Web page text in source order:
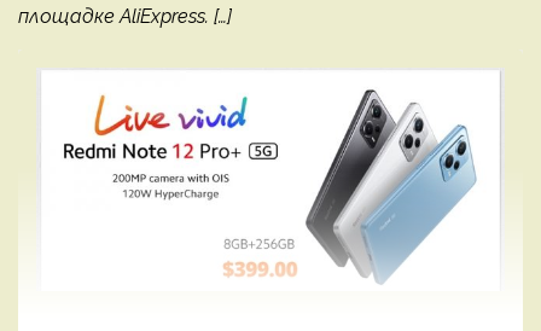
площадке AliExpress. […]